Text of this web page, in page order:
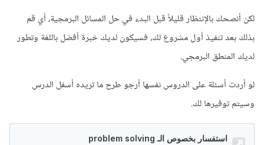
لكن أنصحك بالإنتظار قليلاً قبل البدء في حل المسائل البرمجية، أي قم
بذلك بعد تنفيذ أول مشروع لك، فسيكون لديك خبرة أفضل باللغة وتطور
لديك المنطق البرمجي.
لو أردت أسئلة على الدروس نفسها أرجو طرح ما تريده أسفل الدرس
وسيتم توفيرها لك.